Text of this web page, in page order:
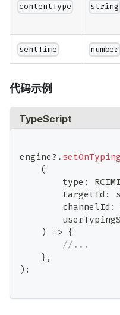
contentType string
sentTime number
代码示例
TypeScript
engine?.
(
        type
:
        targetId
:
        channelId
:
)
=> {
//...
} ,
) ;